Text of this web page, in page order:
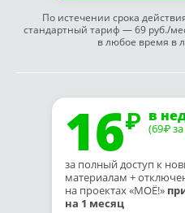
По истечении срока
стандартный тариф — 69 руб./
в любое время в
16 в
(69₽
за полный доступ к
материалам +
на проектах «МОЁ!»
на 1 месяц